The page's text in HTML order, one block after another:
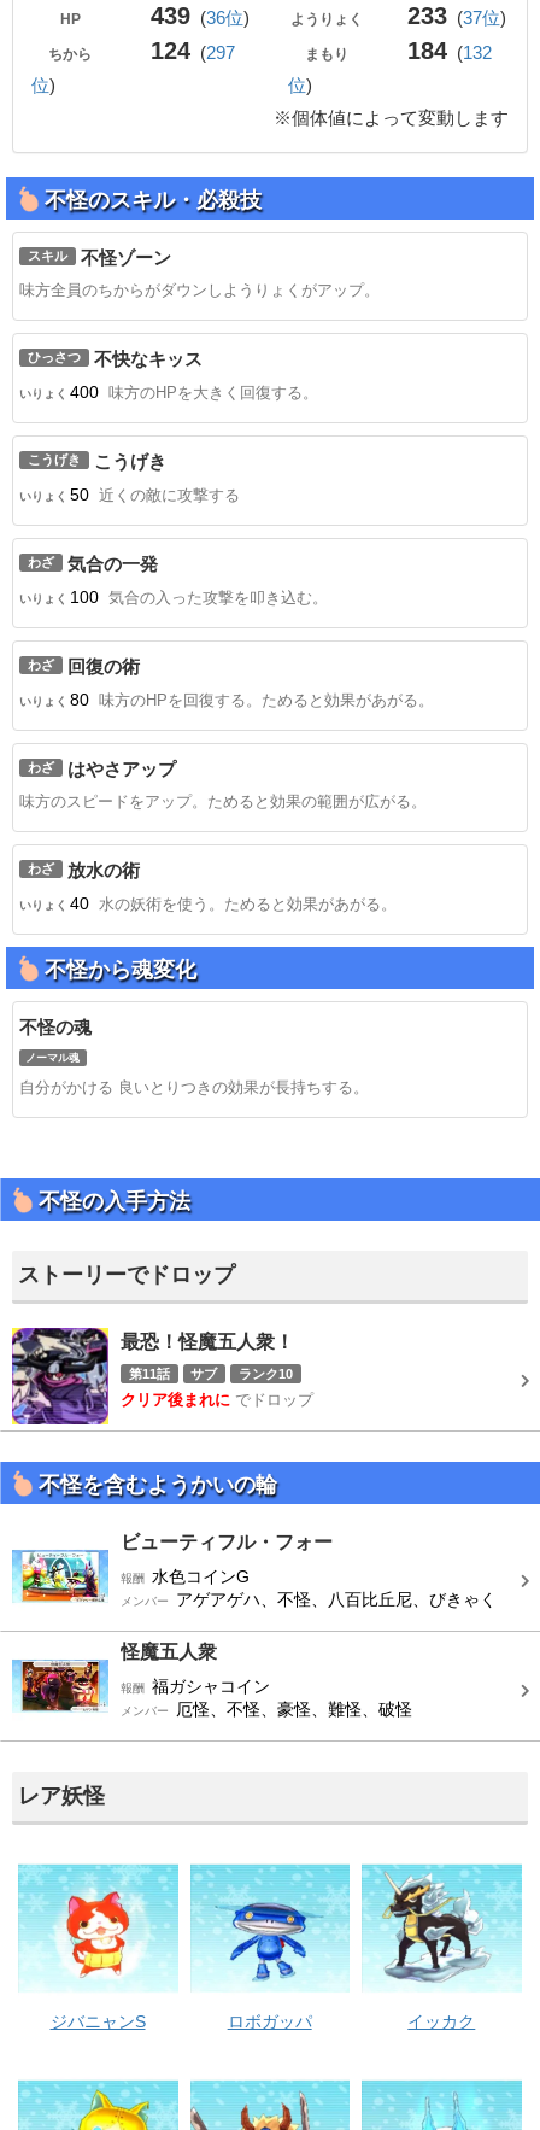
HP 439 (36位)
ちから 124 (297
位)
ようりょく 233 (37位)
まもり 184 (132
位)
※個体値によって変動します
不怪のスキル・必殺技
スキル 不怪ゾーン
味方全員のちからがダウンしようりょくがアップ。
ひっさつ 不快なキッス
いりょく 400 味方のHPを大きく回復する。
こうげき こうげき
いりょく 50 近くの敵に攻撃する
わざ 気合の一発
いりょく 100 気合の入った攻撃を叩き込む。
わざ 回復の術
いりょく 80 味方のHPを回復する。ためると効果があがる。
わざ はやさアップ
味方のスピードをアップ。ためると効果の範囲が広がる。
わざ 放水の術
いりょく 40 水の妖術を使う。ためると効果があがる。
不怪から魂変化
不怪の魂
ノーマル魂
自分がかける 良いとりつきの効果が長持ちする。
不怪の入手方法
ストーリーでドロップ
最恐！怪魔五人衆！
第11話 サブ 10
クリア後まれに でドロップ
不怪を含むようかいの輪
ビューティフル・フォー
報酬 水色コインG
メンバー アゲアゲハ、不怪、八百比丘尼、びきゃく
怪魔五人衆
報酬 福ガシャコイン
メンバー 厄怪、不怪、豪怪、難怪、破怪
レア妖怪
ジバニャンS ロボガッパ イッカク